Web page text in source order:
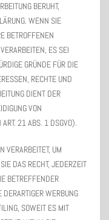
BERUHT,
WENN SIE
BETROFFENEN
ES SEI
GRÜNDE FÜR DIE
RECHTE UND
DIENT DER
VON
21 ABS. 1 DSGVO).
VERARBEITET, UM
DAS RECHT, JEDERZEIT
BETREFFENDER
WERBUNG
SOWEIT ES MIT